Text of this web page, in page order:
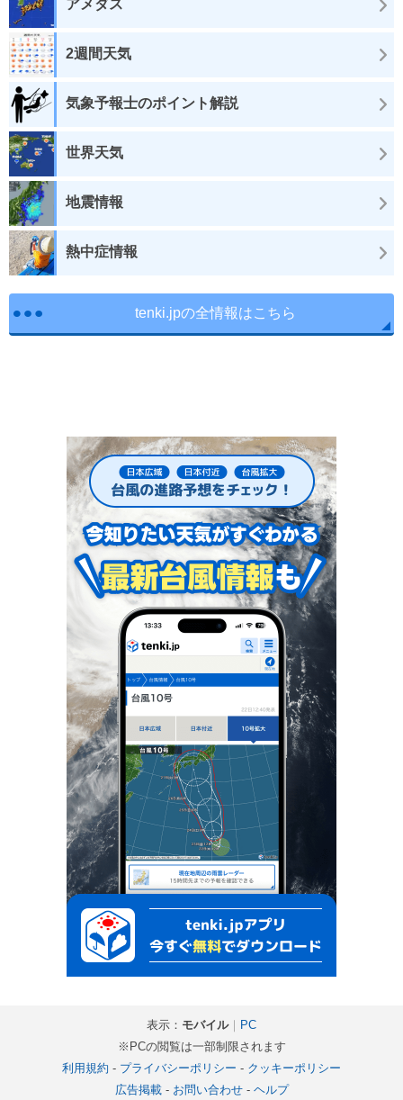
アメダス
2週間天気
気象予報士のポイント解説
世界天気
地震情報
熱中症情報
tenki.jpの全情報はこちら
表示： モバイル｜ PC
※PCの閲覧は一部制限されます
利用規約 - プライバシーポリシー - クッキーポリシー
広告掲載- お問い合わせ- ヘルプ